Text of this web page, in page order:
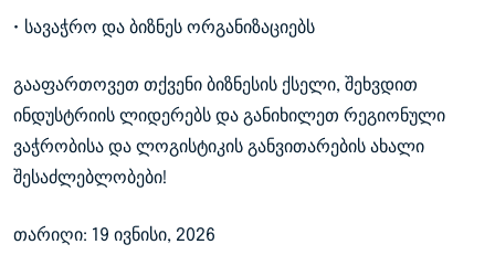
• სავაჭრო და ბიზნეს ორგანიზაციებს
გააფართოვეთ თქვენი ბიზნესის ქსელი, შეხვდით
ინდუსტრიის ლიდერებს და განიხილეთ რეგიონული
ვაჭრობისა და ლოგისტიკის განვითარების ახალი
შესაძლებლობები!
თარიღი: 19 ივნისი, 2026